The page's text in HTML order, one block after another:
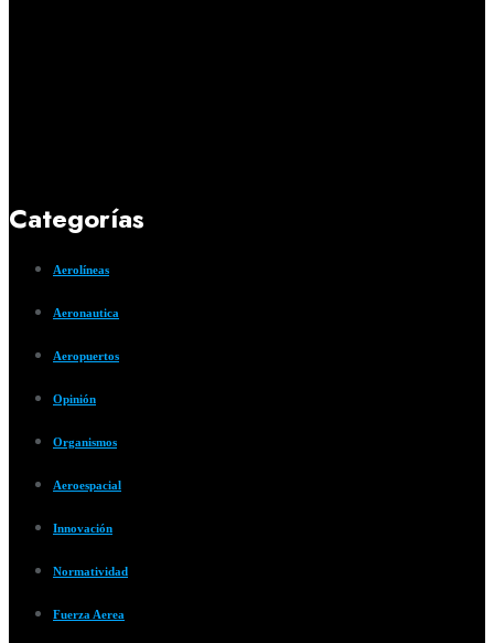
Categorías
Aerolíneas
Aeronautica
Aeropuertos
Opinión
Organismos
Aeroespacial
Innovación
Normatividad
Fuerza Aerea